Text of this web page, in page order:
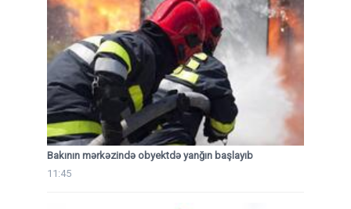
Bakının mərkəzində obyektdə yanğın başlayıb
11:45